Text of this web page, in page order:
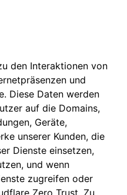
den Interaktionen von
und
Diese Daten werden
auf die Domains,
Geräte,
unserer Kunden, die
Dienste einsetzen,
und wenn
zugreifen oder
Zero Trust. Zu